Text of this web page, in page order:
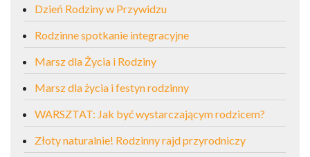
Dzień Rodziny w Przywidzu
Rodzinne spotkanie integracyjne
Marsz dla Życia i Rodziny
Marsz dla życia i festyn rodzinny
WARSZTAT: Jak być wystarczającym rodzicem?
Złoty naturalnie! Rodzinny rajd przyrodniczy